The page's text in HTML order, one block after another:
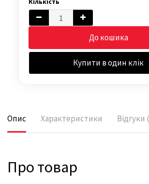
До кошика
Купити в один клік
Опис Характеристики Відгуки
Про товар